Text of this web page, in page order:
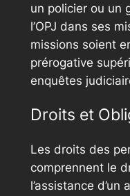
un policier ou un
l’OPJ dans ses
missions soient
prérogative
enquêtes
Droits et
Les droits des
comprennent le
l’assistance